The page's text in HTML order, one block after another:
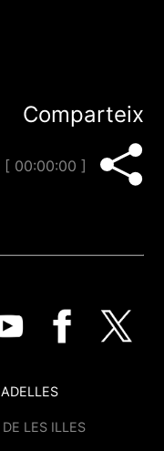
Comparteix
[ 00:00:00 ]
LES ILLES